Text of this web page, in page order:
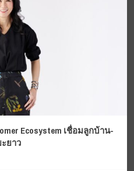
Ecosystem เชื่อมลูกบ้าน-
ยาว